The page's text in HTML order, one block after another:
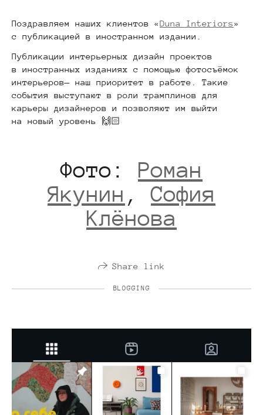
Поздравляем наших клиентов «Duna Interiors»
с публикацией в иностранном издании.
Публикации интерьерных дизайн проектов
в иностранных изданиях с помощью фотосъёмок
интерьеров— наш приоритет в работе. Такие
события выступают в роли трамплинов для
карьеры дизайнеров и позволяют им выйти
на новый уровень 🙌🏻
Фото: Роман
Якунин ,София
Клёнова
Share link
BLOGGING